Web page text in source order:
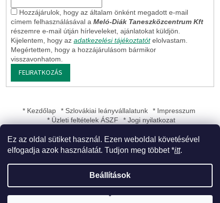
Ez az oldal sütiket használ. Ezen weboldal követésével
elfogadja azok használatát. Tudjon meg többet *itt.
Beállítások
Hozzájárulok, hogy az általam önként megadott e-mail
címem felhasználásával a Meló-Diák Taneszközcentrum Kft
részemre e-mail útján hírleveleket, ajánlatokat küldjön.
Kijelentem, hogy az adatkezelési tájékoztatót elolvastam.
Megértettem, hogy a hozzájárulásom bármikor
visszavonhatom.
FELIRATKOZÁS
* Kezdőlap * Szlovákiai leányvállalatunk
* Impresszum
* Üzleti feltételek ÁSZF
* Jogi nyilatkozat
Meló-Diák Taneszközcentrum Kft